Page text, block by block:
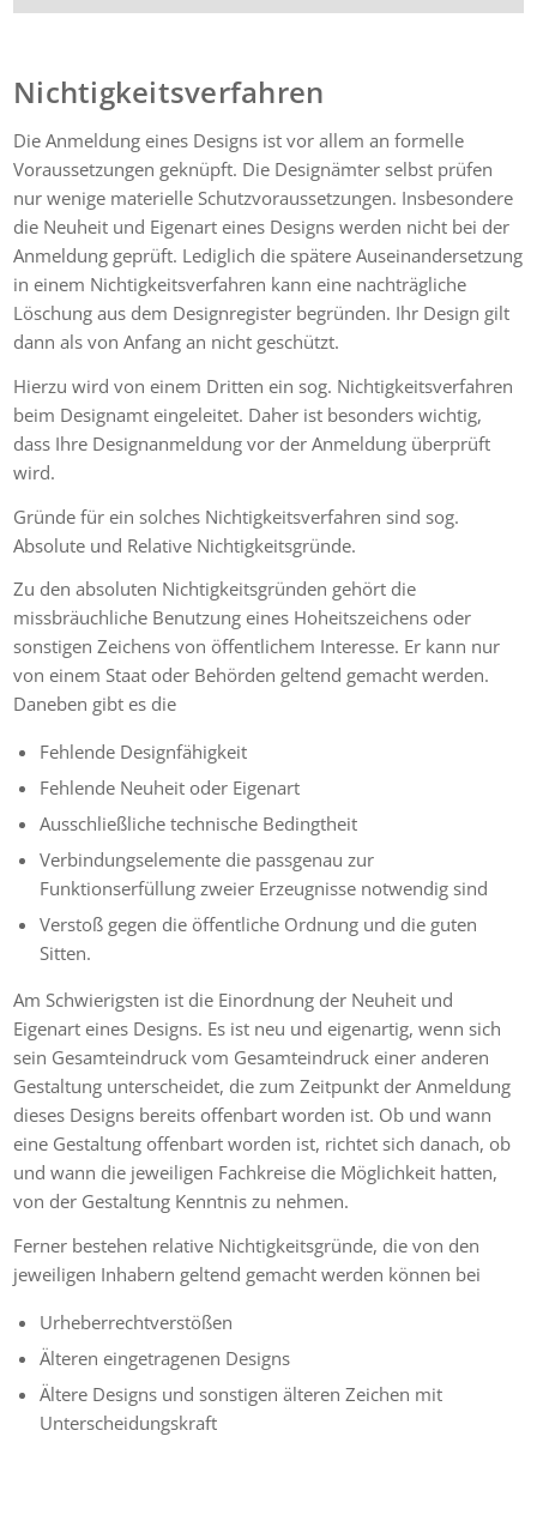
Nichtigkeitsverfahren
Die Anmeldung eines Designs ist vor allem an formelle
Voraussetzungen geknüpft. Die Designämter selbst prüfen
nur wenige materielle Schutzvoraussetzungen. Insbesondere
die Neuheit und Eigenart eines Designs werden nicht bei der
Anmeldung geprüft. Lediglich die spätere Auseinandersetzung
in einem Nichtigkeitsverfahren kann eine nachträgliche
Löschung aus dem Designregister begründen. Ihr Design gilt
dann als von Anfang an nicht geschützt.
Hierzu wird von einem Dritten ein sog. Nichtigkeitsverfahren
beim Designamt eingeleitet. Daher ist besonders wichtig,
dass Ihre Designanmeldung vor der Anmeldung überprüft
wird.
Gründe für ein solches Nichtigkeitsverfahren sind sog.
Absolute und Relative Nichtigkeitsgründe.
Zu den absoluten Nichtigkeitsgründen gehört die
missbräuchliche Benutzung eines Hoheitszeichens oder
sonstigen Zeichens von öffentlichem Interesse. Er kann nur
von einem Staat oder Behörden geltend gemacht werden.
Daneben gibt es die
Fehlende Designfähigkeit
Fehlende Neuheit oder Eigenart
Ausschließliche technische Bedingtheit
Verbindungselemente die passgenau zur
Funktionserfüllung zweier Erzeugnisse notwendig sind
Verstoß gegen die öffentliche Ordnung und die guten
Sitten.
Am Schwierigsten ist die Einordnung der Neuheit und
Eigenart eines Designs. Es ist neu und eigenartig, wenn sich
sein Gesamteindruck vom Gesamteindruck einer anderen
Gestaltung unterscheidet, die zum Zeitpunkt der Anmeldung
dieses Designs bereits offenbart worden ist. Ob und wann
eine Gestaltung offenbart worden ist, richtet sich danach, ob
und wann die jeweiligen Fachkreise die Möglichkeit hatten,
von der Gestaltung Kenntnis zu nehmen.
Ferner bestehen relative Nichtigkeitsgründe, die von den
jeweiligen Inhabern geltend gemacht werden können bei
Urheberrechtverstößen
Älteren eingetragenen Designs
Ältere Designs und sonstigen älteren Zeichen mit
Unterscheidungskraft